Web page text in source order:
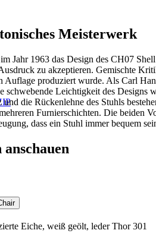
Meisterwerk
Jahr 1963 das Design des CH07
zu akzeptieren. Gemischte
Auflage produziert wurde. Als Carl
schwebende Leichtigkeit des Designs
und die Rückenlehne des Stuhls
Furnierschichten. Die beiden
dass ein Stuhl immer bequem
Eiche, weiß geölt, leder Thor 301